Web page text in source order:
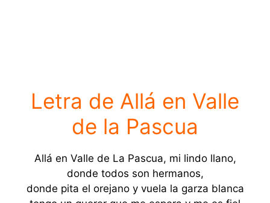
Letra de Allá en Valle
de la Pascua
Allá en Valle de La Pascua, mi lindo llano,
donde todos son hermanos,
donde pita el orejano y vuela la garza blanca